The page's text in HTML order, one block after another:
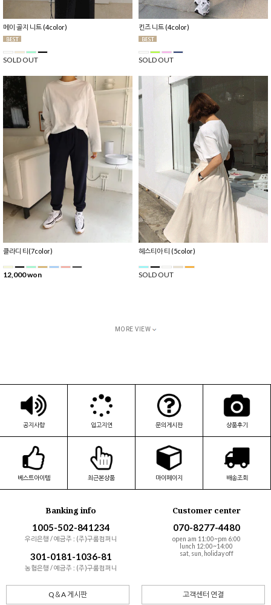
메이 골지 니트 (4color)
SOLD OUT
킨즈 니트 (4color)
SOLD OUT
클라디 티(7color)
12,000 won
헤스티아 티 (5color)
SOLD OUT
MORE VIEW
공지사항 입고지연 문의게시판 상품후기
베스트아이템 최근본상품 마이페이지 배송조회
Banking info
1005-502-841234
우리은행 / 예금주 : (주)구룸컴퍼니
301-0181-1036-81
농협은행 / 예금주 : (주)구룸컴퍼니
Customer center
070-8277-4480
open am 11:00~pm 6:00
lunch 12:00~14:00
sat, sun, holiday off
Q＆A 게시판 고객센터 연결